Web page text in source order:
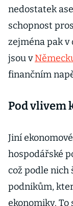
nedostatek
schopnost
zejména pak
jsou v
finančním
Pod vlivem
Jiní
hospodářské
což podle
podnikům,
ekonomiky.